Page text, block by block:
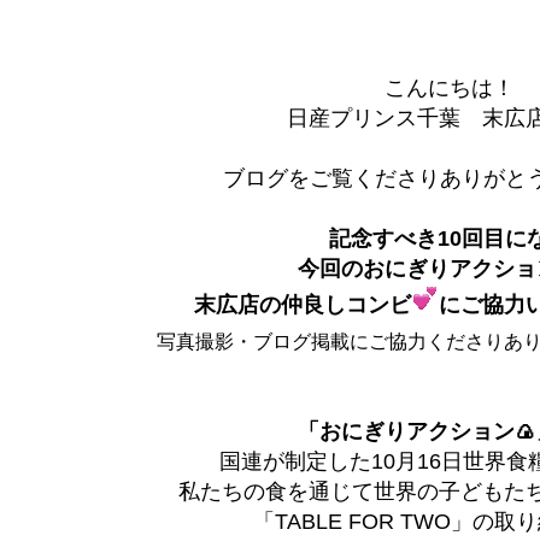
こんにちは！
日産プリンス千葉 末広
ブログをご覧くださりありがと
記念すべき10回目に
今回のおにぎりアクシ
末広店の仲良しコンビ
にご協力
写真撮影・ブログ掲載にご協力くださりあ
「おにぎりアクション
国連が制定した10月16日世界食
私たちの食を通じて世界の子どもた
「TABLE FOR TWO」の取